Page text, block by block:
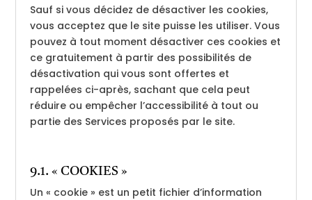
Sauf si vous décidez de désactiver les cookies,
vous acceptez que le site puisse les utiliser. Vous
pouvez à tout moment désactiver ces cookies et
ce gratuitement à partir des possibilités de
désactivation qui vous sont offertes et
rappelées ci-après, sachant que cela peut
réduire ou empêcher l’accessibilité à tout ou
partie des Services proposés par le site.
9.1. « COOKIES »
Un « cookie » est un petit fichier d’information